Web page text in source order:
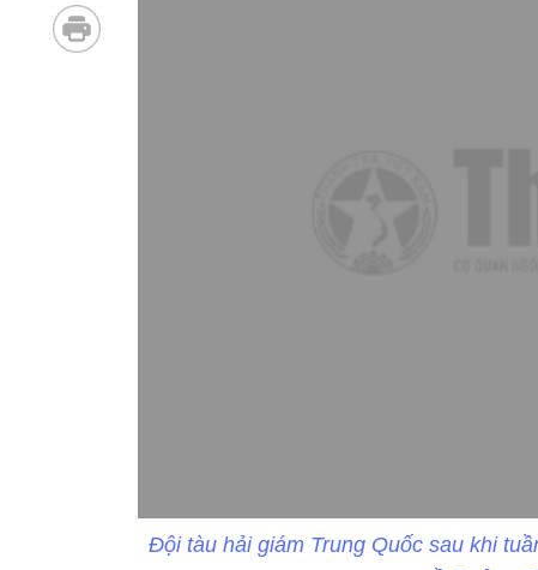
Đội tàu hải giám Trung Quốc sau khi